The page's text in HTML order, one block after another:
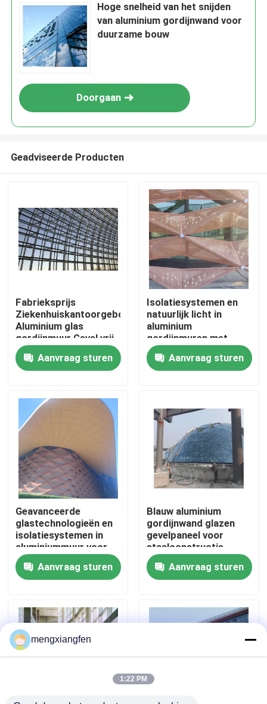
Huis
Ongeveer ons
Fabrieksreis
Kwaliteitscontrole
Contacteer ons
Gevallen
staal ruimtekaders
Hoge snelheid van het snijden
van aluminium gordijnwand voor
duurzame bouw
Doorgaan
Geadviseerde Producten
Fabrieksprijs
Ziekenhuiskantoorgebouw
Aluminium glas
gordijnmuur Gevel vrij
ontwerp
Aanvraag sturen
Isolatiesystemen en
natuurlijk licht in
aluminium
gordijnmuren met
geavanceerde
glastechnologieën
Aanvraag sturen
Geavanceerde
glastechnologieën en
isolatiesystemen in
aluminiummuur voor
energie-efficiëntie
Aanvraag sturen
Blauw aluminium
gordijnwand glazen
gevelpaneel voor
staalconstructie
Gebouwontwerpoplossing
op de wereldmarkt
Aanvraag sturen
mengxiangfen
1:22 PM